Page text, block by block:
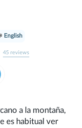
English
45 reviews
a la montaña,
es habitual ver